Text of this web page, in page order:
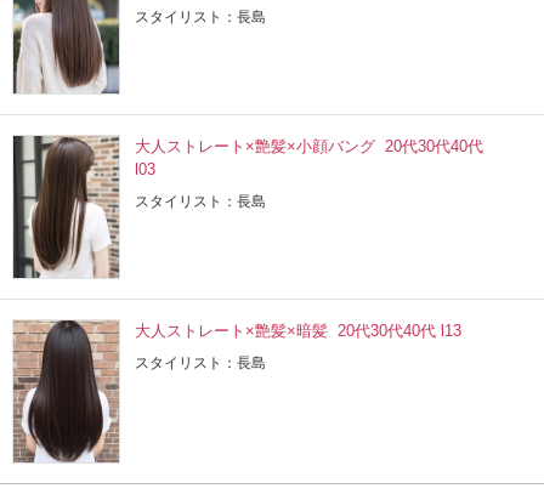
スタイリスト：長島
大人ストレート×艶髪×小顔バング 20代30代40代
l03
スタイリスト：長島
大人ストレート×艶髪×暗髪 20代30代40代 l13
スタイリスト：長島